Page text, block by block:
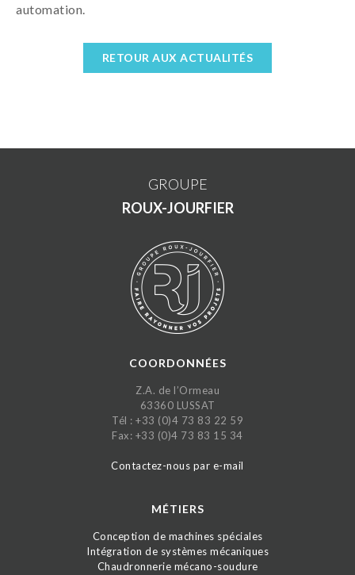
automation.
RETOUR AUX ACTUALITÉS
GROUPE
ROUX-JOURFIER
COORDONNÉES
Z.A. de l’Ormeau
63360 LUSSAT
Tél : +33 (0)4 73 83 22 59
Fax: +33 (0)4 73 83 15 34
Contactez-nous par e-mail
MÉTIERS
Conception de machines spéciales
Intégration de systèmes mécaniques
Chaudronnerie mécano-soudure